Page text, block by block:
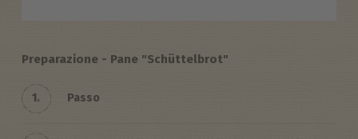
Preparazione - Pane "Schüttelbrot"
1. Passo